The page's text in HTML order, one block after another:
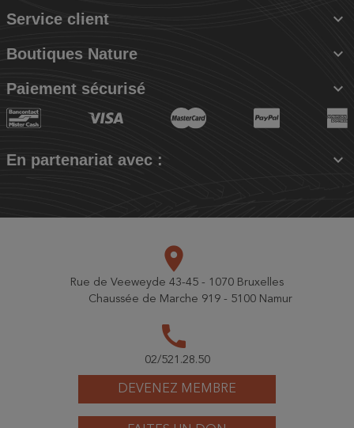
Service client 
Boutiques Nature 
Paiement sécurisé 
En partenariat avec : 
DEVENEZ MEMBRE
place
Rue de Veeweyde 43-45 - 1070 Bruxelles
Chaussée de Marche 919 - 5100 Namur
call
02/521.28.50